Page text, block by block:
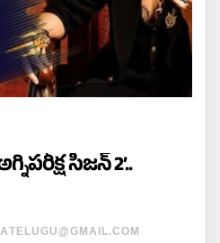
సీజన్ 2’..